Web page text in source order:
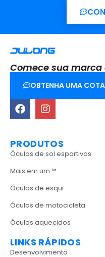
Comece sua marca
OBTENHA UMA
PRODUTOS
Óculos de sol esportivos
Mais em um ™
Óculos de esqui
Óculos de motocicleta
Óculos aquecidos
LINKS RÁPIDOS
Desenvolvimento